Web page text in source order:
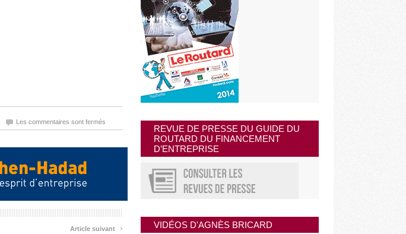
Les commentaires sont fermés
Article suivant ›
REVUE DE PRESSE DU GUIDE DU
ROUTARD DU FINANCEMENT
D’ENTREPRISE
VIDÉOS D'AGNÈS BRICARD